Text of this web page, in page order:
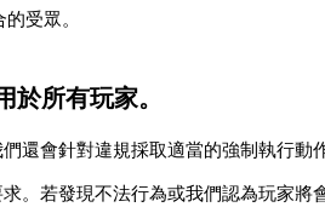
受眾。
所有玩家。
會針對違規採取適當的強制執行動
若發現不法行為或我們認為玩家將